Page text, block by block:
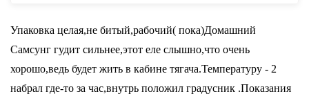
автомобиля 20 Deg. C-in Холодильники
from Автомобили и мотоциклы on
Aliexpress.com | Alibaba Group
Упаковка целая,не битый,рабочий( пока)Домашний
Самсунг гудит сильнее,этот еле слышно,что очень
хорошо,ведь будет жить в кабине тягача.Температуру - 2
набрал где-то за час,внутрь положил градусник .Показания